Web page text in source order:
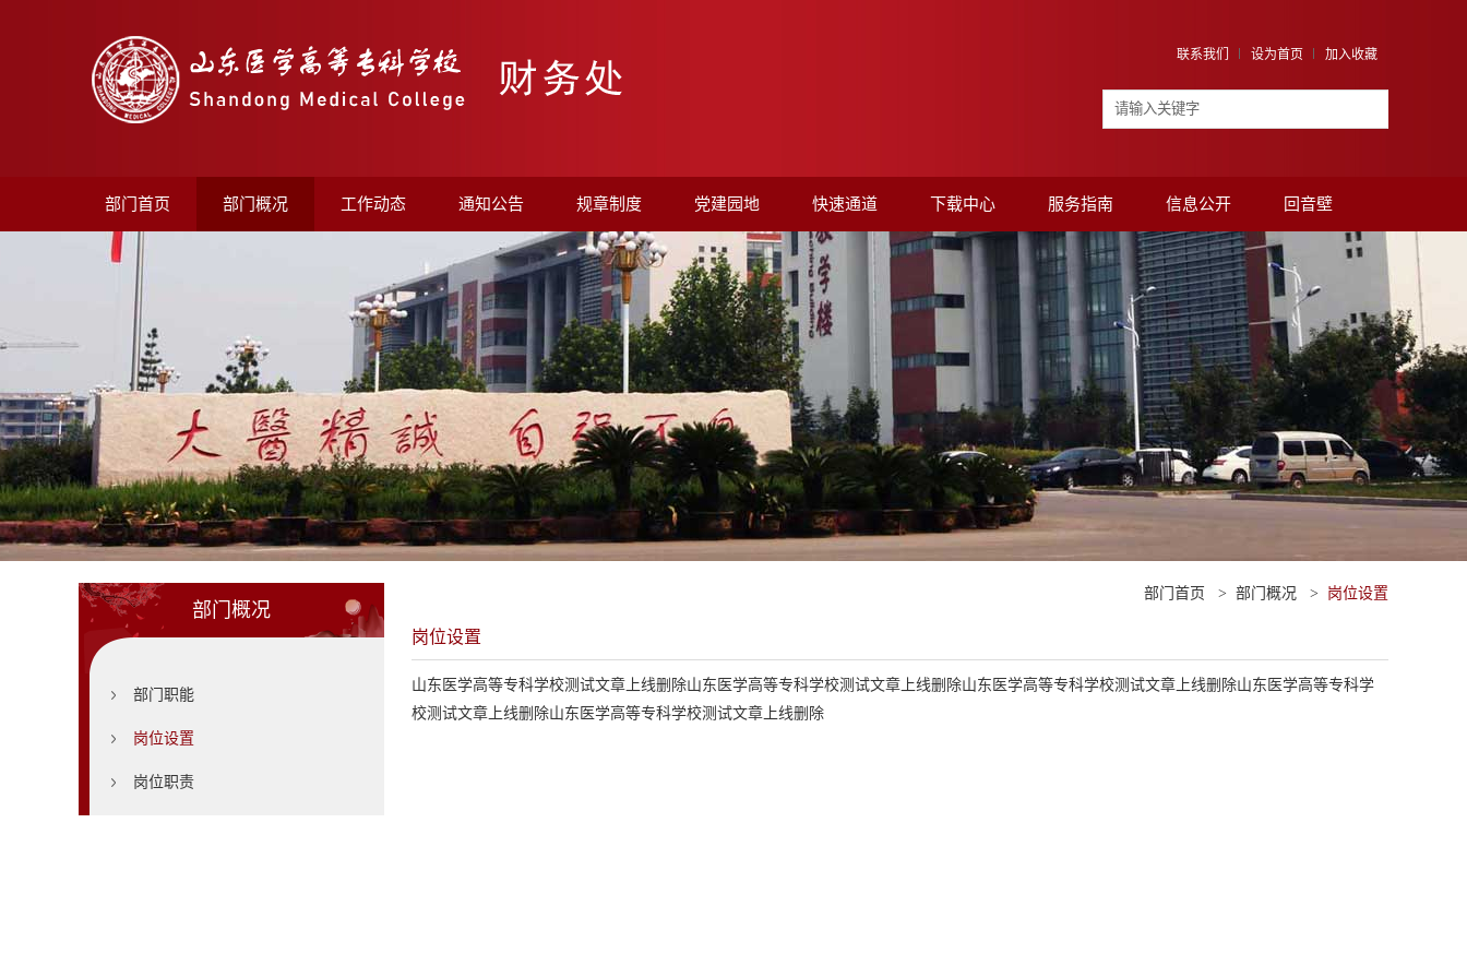
联系我们 设为首页 加入收藏
部门首页 部门概况 工作动态 通知公告 规章制度 党建园地 快速通道 下载中心 服务指南 信息公开 回音壁
部门概况
部门职能
岗位设置
岗位职责
部门首页 > 部门概况 > 岗位设置
岗位设置
山东医学高等专科学校测试文章上线删除山东医学高等专科学校测试文章上线删除山东医学高等专科学校测试文章上线删除山东医学高等专科学
校测试文章上线删除山东医学高等专科学校测试文章上线删除